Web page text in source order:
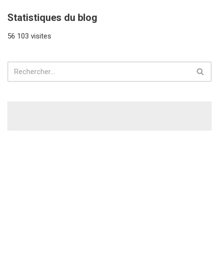
Statistiques du blog
56 103 visites